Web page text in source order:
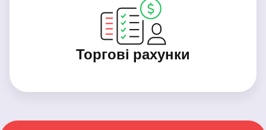
Торгові рахунки